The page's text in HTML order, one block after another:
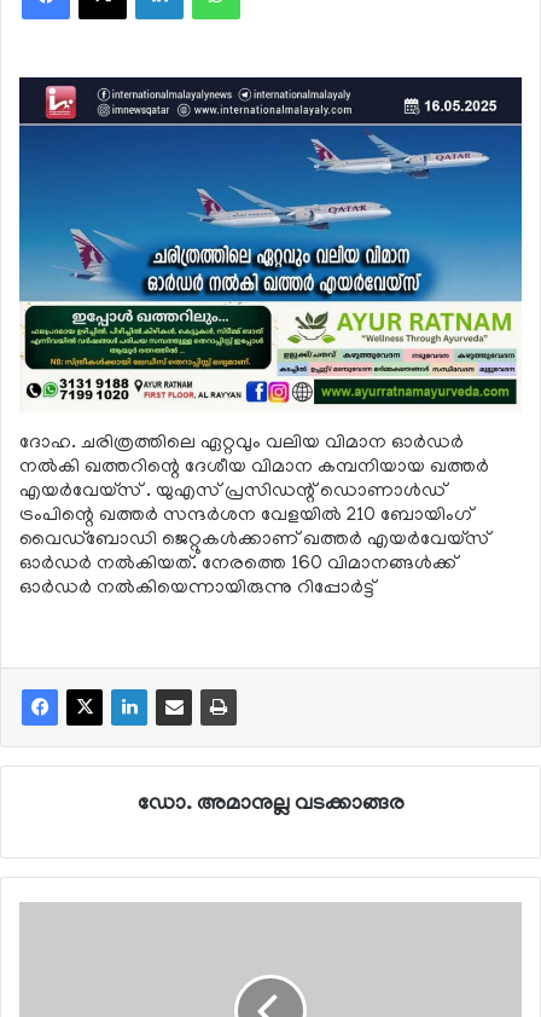
ദോഹ. ചരിത്രത്തിലെ ഏറ്റവും വലിയ വിമാന ഓര്‍ഡര്‍
നല്‍കി ഖത്തറിന്റെ ദേശീയ വിമാന കമ്പനിയായ ഖത്തര്‍
എയര്‍വേയ്സ് . യുഎസ് പ്രസിഡന്റ് ഡൊണാള്‍ഡ്
ട്രംപിന്റെ ഖത്തര്‍ സന്ദര്‍ശന വേളയില്‍ 210 ബോയിംഗ്
വൈഡ്ബോഡി ജെറ്റുകള്‍ക്കാണ് ഖത്തര്‍ എയര്‍വേയ്സ്
ഓര്‍ഡര്‍ നല്‍കിയത്. നേരത്തെ 160 വിമാനങ്ങള്‍ക്ക്
ഓര്‍ഡര്‍ നല്‍കിയെന്നായിരുന്നു റിപ്പോര്‍ട്ട്
ഡോ. അമാനുല്ല വടക്കാങ്ങര